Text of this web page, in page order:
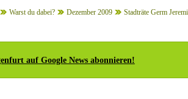
Warst du dabei? Dezember 2009 Stadträte Germ
auf Google News abonnieren!